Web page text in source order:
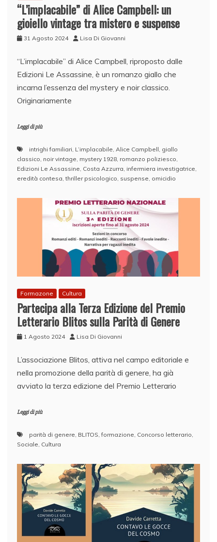
“L’implacabile” di Alice Campbell: un
gioiello vintage tra mistero e suspense
31 Agosto 2024 Lisa Di Giovanni
“L’implacabile” di Alice Campbell, riproposto dalle
Edizioni Le Assassine, è un romanzo giallo che
incarna l’essenza del mystery e noir classico.
Originariamente
Leggi di più
intrighi familiari, L’implacabile, Alice Campbell, giallo
classico, noir vintage, mystery 1928, romanzo poliziesco,
Edizioni Le Assassine, Costa Azzurra, infermiera investigatrice,
eredità contesa,thriller psicologico, suspense, omicidio
Formazone Cultura
Partecipa alla Terza Edizione del Premio
Letterario Blitos sulla Parità di Genere
1 Agosto 2024 Lisa Di Giovanni
L’associazione Blitos, attiva nel campo editoriale e
nella promozione della parità di genere, ha già
avviato la terza edizione del Premio Letterario
Leggi di più
parità di genere, BLITOS,formazione, Concorso letterario,
Sociale, Cultura